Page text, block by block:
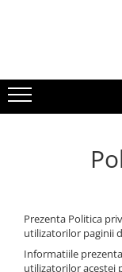
1-2 ani
3-4 ani
Prezenta Politica
utilizatorilor paginii
Informatiile
utilizatorilor acestei